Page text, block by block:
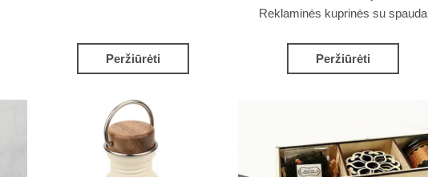
Peržiūrėti
Reklaminės kuprinės su spauda
Peržiūrėti